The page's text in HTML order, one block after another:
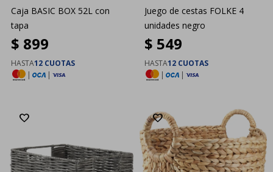
Caja BASIC BOX 52L con
tapa
$ 899
HASTA12 CUOTAS
|
|
Juego de cestas FOLKE 4
unidades negro
$ 549
HASTA12 CUOTAS
|
|